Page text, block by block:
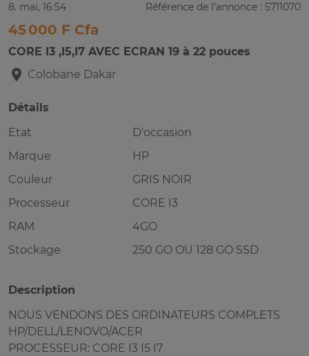
8. mai, 16:54 Référence de l'annonce : 5711070
45 000 F Cfa
CORE I3 ,I5,I7 AVEC ECRAN 19 à 22 pouces
Colobane Dakar
Détails
Etat
D'occasion
Marque
HP
Couleur
GRIS NOIR
Processeur
CORE I3
RAM
4GO
Stockage
250 GO OU 128 GO SSD
Description
NOUS VENDONS DES ORDINATEURS COMPLETS
HP/DELL/LENOVO/ACER
PROCESSEUR: CORE I3 I5 I7